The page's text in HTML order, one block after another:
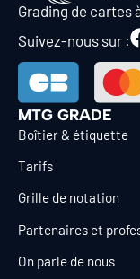
Grading de cartes
Suivez-nous sur :
MTG GRADE
Boîtier & étiquette
Tarifs
Grille de notation
Partenaires et
On parle de nous